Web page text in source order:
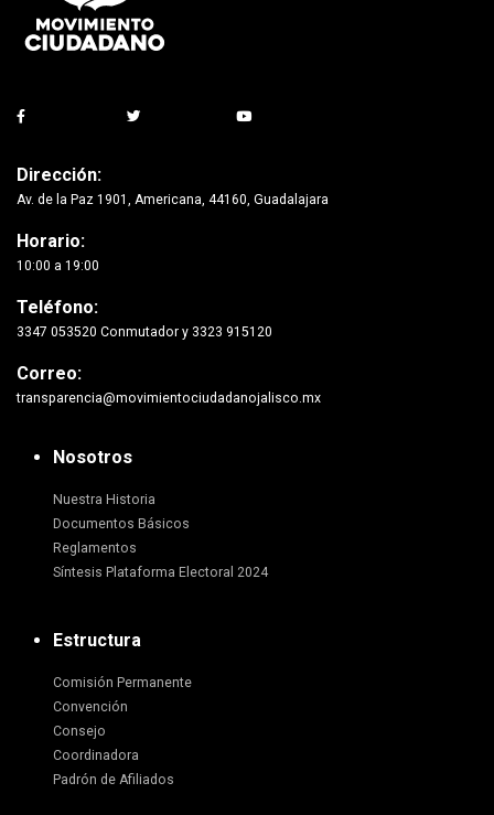
Dirección:
Av. de la Paz 1901, Americana, 44160, Guadalajara
Horario:
10:00 a 19:00
Teléfono:
3347 053520 Conmutador y 3323 915120
Correo:
transparencia@movimientociudadanojalisco.mx
Nosotros
Nuestra Historia
Documentos Básicos
Reglamentos
Síntesis Plataforma Electoral 2024
Estructura
Comisión Permanente
Convención
Consejo
Coordinadora
Padrón de Afiliados